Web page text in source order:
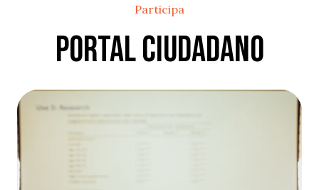
Participa
Portal Ciudadano